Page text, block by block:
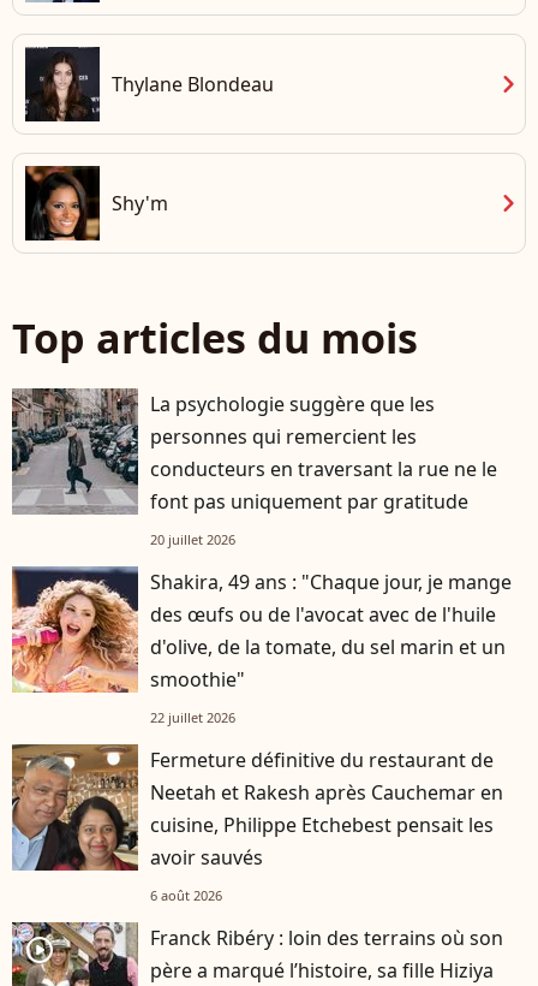
Thylane Blondeau chevron_right
Shy'm chevron_right
Top articles du mois
La psychologie suggère que les
personnes qui remercient les
conducteurs en traversant la rue ne le
font pas uniquement par gratitude
20 juillet 2026
Shakira, 49 ans : "Chaque jour, je mange
des œufs ou de l'avocat avec de l'huile
d'olive, de la tomate, du sel marin et un
smoothie"
22 juillet 2026
Fermeture définitive du restaurant de
Neetah et Rakesh après Cauchemar en
cuisine, Philippe Etchebest pensait les
avoir sauvés
6 août 2026
player2
Franck Ribéry : loin des terrains où son
père a marqué l’histoire, sa fille Hiziya